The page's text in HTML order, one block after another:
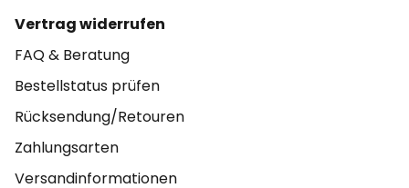
Vertrag widerrufen
FAQ & Beratung
Bestellstatus prüfen
Rücksendung/Retouren
Zahlungsarten
Versandinformationen